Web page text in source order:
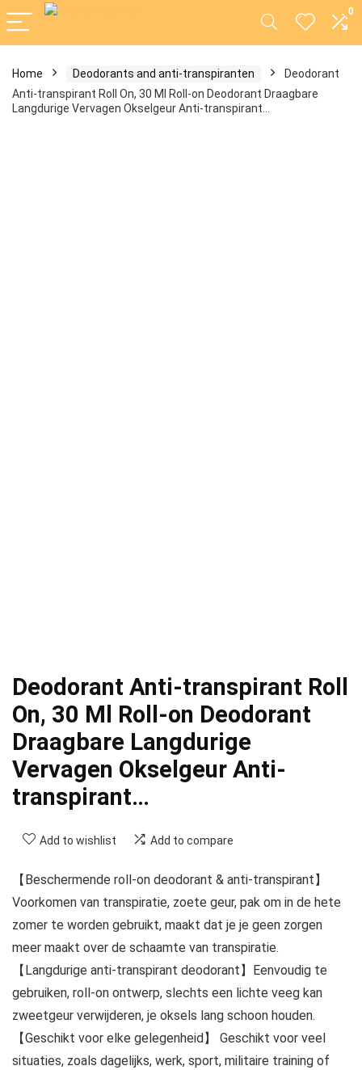
0
Home Deodorants and anti-transpiranten
Deodorant
Anti-transpirant Roll On, 30 Ml Roll-on Deodorant Draagbare
Langdurige Vervagen Okselgeur Anti-transpirant…
Deodorant Anti-transpirant Roll
On, 30 Ml Roll-on Deodorant
Draagbare Langdurige
Vervagen Okselgeur Anti-
transpirant…
Add to wishlist Add to compare
【Beschermende roll-on deodorant & anti-transpirant】
Voorkomen van transpiratie, zoete geur, pak om in de hete
zomer te worden gebruikt, maakt dat je je geen zorgen
meer maakt over de schaamte van transpiratie.
【Langdurige anti-transpirant deodorant】Eenvoudig te
gebruiken, roll-on ontwerp, slechts een lichte veeg kan
zweetgeur verwijderen, je oksels lang schoon houden.
【Geschikt voor elke gelegenheid】 Geschikt voor veel
situaties, zoals dagelijks, werk, sport, militaire training of